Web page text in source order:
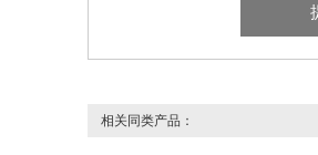
相关同类产品：